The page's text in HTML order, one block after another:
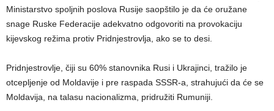
Ministarstvo spoljnih poslova Rusije saopštilo je da će oružane
snage Ruske Federacije adekvatno odgovoriti na provokaciju
kijevskog režima protiv Pridnjestrovlja, ako se to desi.
Pridnjestrovlje, čiji su 60% stanovnika Rusi i Ukrajinci, tražilo je
otcepljenje od Moldavije i pre raspada SSSR-a, strahujući da će se
Moldavija, na talasu nacionalizma, pridružiti Rumuniji.